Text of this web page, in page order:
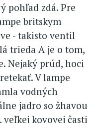
pohľad zdá. Pre
britskym
- takisto ventil
trieda A je o tom,
Nejaký prúd, hoci
V lampe
vodných
jadro so žhavou
kovovej časti